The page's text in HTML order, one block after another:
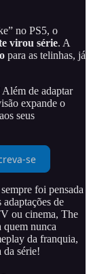
no PS5, o
virou série. A
para as telinhas, já
Além de adaptar
expande o
seus
se
foi pensada
de
ou cinema, The
nunca
da franquia,
da série!